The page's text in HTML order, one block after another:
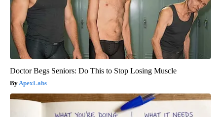
Doctor Begs Seniors: Do This to Stop Losing Muscle
ApexLabs